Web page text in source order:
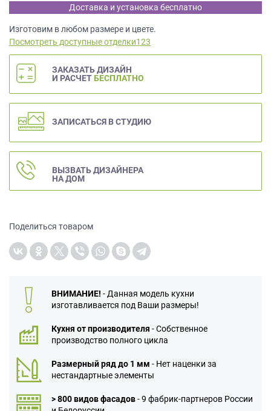
Доставка и установка бесплатно
Изготовим в любом размере и цвете.
Посмотреть доступные отделки123
ЗАКАЗАТЬ ДИЗАЙН
И РАСЧЕТ БЕСПЛАТНО
ЗАПИСАТЬСЯ В СТУДИЮ
ВЫЗВАТЬ ДИЗАЙНЕРА
НА ДОМ
Поделиться товаром
ВНИМАНИЕ! - Данная модель кухни
изготавливается под Ваши размеры!
Кухня от производителя - Собственное
производство полного цикла
Размерный ряд до 1 мм - Нет наценки за
нестандартные элементы
> 800 видов фасадов- 9 фабрик-партнеров России
данных.